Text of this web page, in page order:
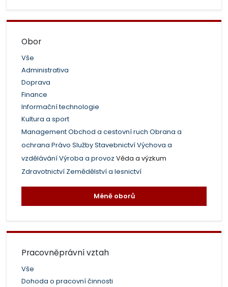
Obor
Vše
Administrativa
Doprava
Finance
Informační technologie
Kultura a sport
ManagementObchod a cestovní ruch Obrana a
ochrana Právo SlužbyStavebnictvíVýchova a
vzděláváníVýroba a provoz Věda a výzkum
Zdravotnictví Zemědělství a lesnictví
Méně oborů
Pracovněprávní vztah
Vše
Dohoda o pracovní činnosti